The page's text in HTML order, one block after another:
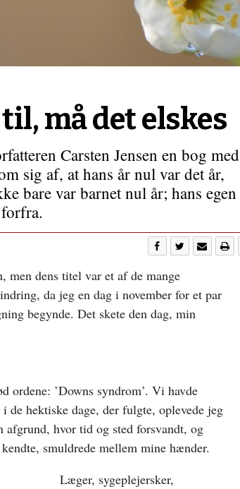
må det elskes
Carsten Jensen en bog med
sig af, at hans år nul var det år,
bare var barnet nul år; hans egen
men dens titel var et af de mange
da jeg en dag i november for et par
begynde. Det skete den dag, min
’Downs syndrom’. Vi havde
de hektiske dage, der fulgte, oplevede jeg
hvor tid og sted forsvandt, og
smuldrede mellem mine hænder.
Læger, sygeplejersker,